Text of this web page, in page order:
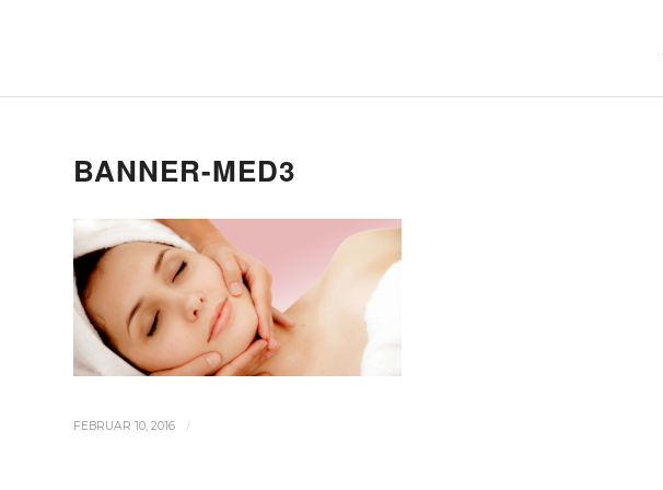
BANNER-MED3
FEBRUAR 10, 2016 /